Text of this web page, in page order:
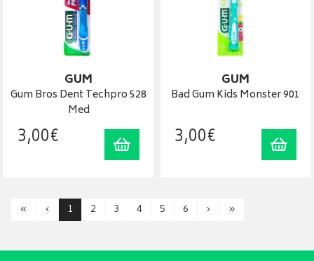
GUM
Gum Bros Dent Techpro 528
Med
3,00€ Ajouter au panier
GUM
Bad Gum Kids Monster 901
3,00€
« ‹ 1 2 3 4 5 6 › »